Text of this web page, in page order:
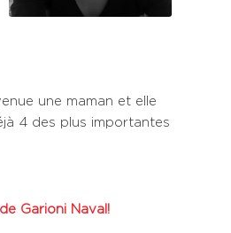
une maman et elle
4 des plus importantes
Garioni Naval!